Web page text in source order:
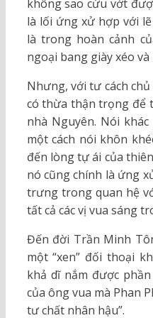
không sao cứu vớt
là lối ứng xử hợp với
là trong hoàn cảnh
ngoại bang giày xéo
Nhưng, với tư cách
có thừa thận trọng để
nhà Nguyên. Nói
một cách nói khôn
đến lòng tự ái của
nó cũng chính là ứng
trưng trong quan hệ
tất cả các vị vua sáng
Đến đời Trần Minh
một “xen” đối thoại
khả dĩ nắm được
của ông vua mà Phan
tư chất nhân hậu”.